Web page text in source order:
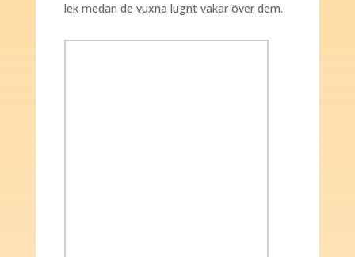
lek medan de vuxna lugnt vakar över dem.